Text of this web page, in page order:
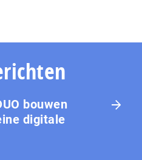
bouwen
digitale